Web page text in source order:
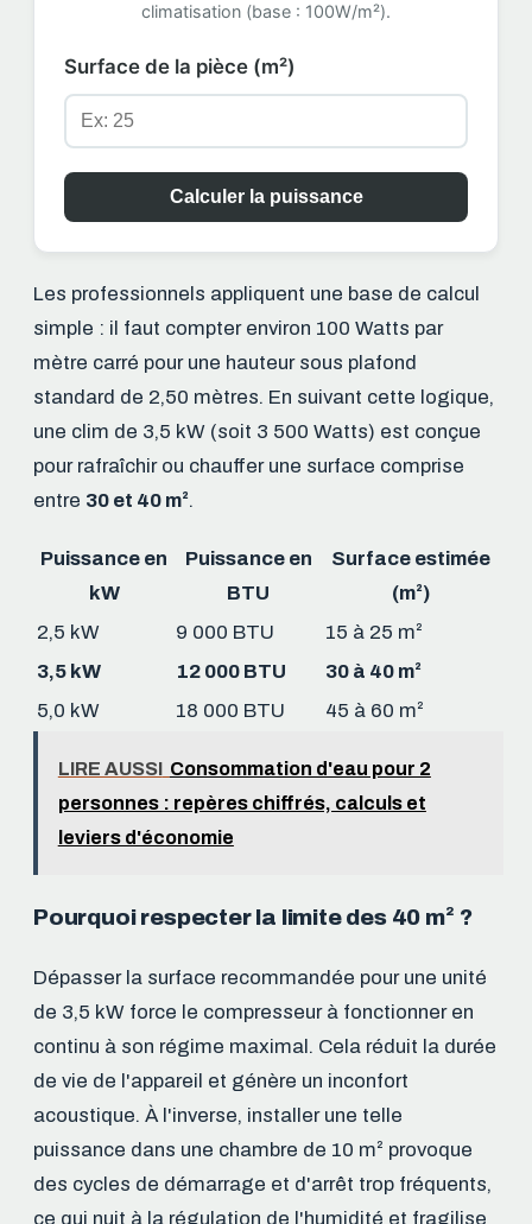
climatisation (base : 100W/m²).
Surface de la pièce (m²)
Calculer la puissance
Les professionnels appliquent une base de calcul
simple : il faut compter environ 100 Watts par
mètre carré pour une hauteur sous plafond
standard de 2,50 mètres. En suivant cette logique,
une clim de 3,5 kW (soit 3 500 Watts) est conçue
pour rafraîchir ou chauffer une surface comprise
entre 30 et 40 m².
Puissance en
kW
Puissance en
BTU
Surface estimée
(m²)
2,5 kW
9 000 BTU
15 à 25 m²
3,5 kW
12 000 BTU
30 à 40 m²
5,0 kW
18 000 BTU 45 à 60 m²
LIRE AUSSI Consommation d'eau pour 2
personnes : repères chiffrés, calculs et
leviers d'économie
Pourquoi respecter la limite des 40 m² ?
Dépasser la surface recommandée pour une unité
de 3,5 kW force le compresseur à fonctionner en
continu à son régime maximal. Cela réduit la durée
de vie de l'appareil et génère un inconfort
acoustique. À l'inverse, installer une telle
puissance dans une chambre de 10 m² provoque
des cycles de démarrage et d'arrêt trop fréquents,
ce qui nuit à la régulation de l'humidité et fragilise